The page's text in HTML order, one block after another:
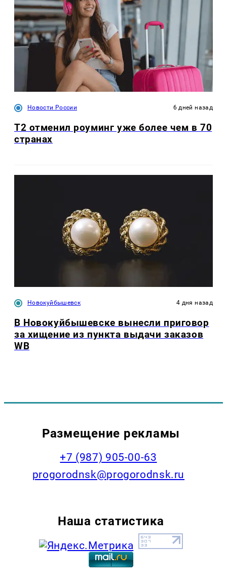
Новости России 6 дней назад
Т2 отменил роуминг уже более чем в 70
странах
Новокуйбышевск 4 дня назад
В Новокуйбышевске вынесли приговор
за хищение из пункта выдачи заказов
WB
Размещение рекламы
+7 (987) 905-00-63
progorodnsk@progorodnsk.ru
Наша статистика